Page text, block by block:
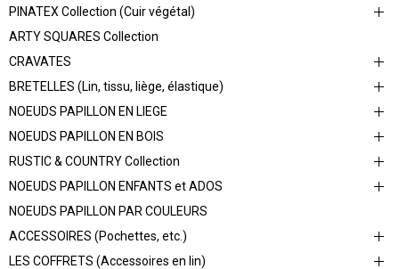
PINATEX Collection (Cuir végétal)
ARTY SQUARES Collection
CRAVATES
BRETELLES (Lin, tissu, liège, élastique)
NOEUDS PAPILLON EN LIEGE
NOEUDS PAPILLON EN BOIS
RUSTIC & COUNTRY Collection
NOEUDS PAPILLON ENFANTS et ADOS
NOEUDS PAPILLON PAR COULEURS
ACCESSOIRES (Pochettes, etc.)
LES COFFRETS (Accessoires en lin)